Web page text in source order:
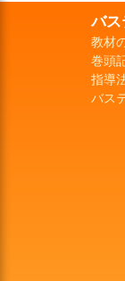
バス
教材
巻頭
指導
バス